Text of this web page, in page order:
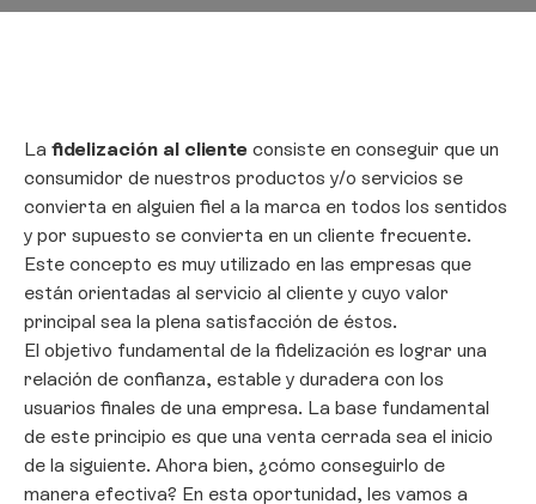
La fidelización al cliente consiste en conseguir que un
consumidor de nuestros productos y/o servicios se
convierta en alguien fiel a la marca en todos los sentidos
y por supuesto se convierta en un cliente frecuente.
Este concepto es muy utilizado en las empresas que
están orientadas al servicio al cliente y cuyo valor
principal sea la plena satisfacción de éstos.
El objetivo fundamental de la fidelización es lograr una
relación de confianza, estable y duradera con los
usuarios finales de una empresa. La base fundamental
de este principio es que una venta cerrada sea el inicio
de la siguiente. Ahora bien, ¿cómo conseguirlo de
manera efectiva? En esta oportunidad, les vamos a